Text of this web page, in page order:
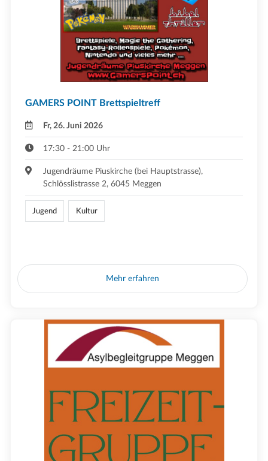
GAMERS POINT Brettspieltreff
Fr, 26. Juni 2026
17:30 - 21:00 Uhr
Jugendräume Piuskirche (bei Hauptstrasse),
Schlösslistrasse 2, 6045 Meggen
Jugend Kultur
Mehr erfahren